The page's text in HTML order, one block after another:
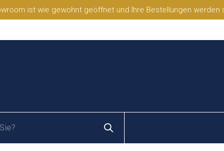
ist wie gewohnt geöffnet und Ihre Bestellungen